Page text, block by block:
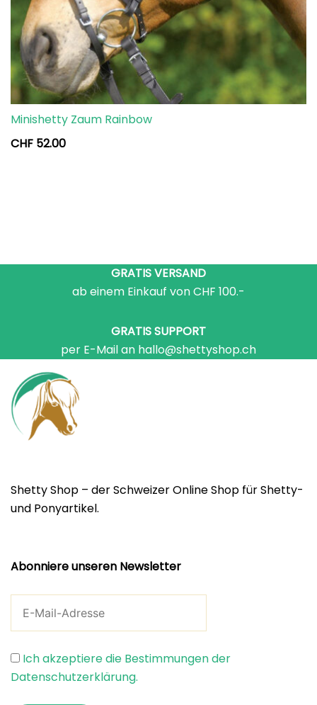
Minishetty Zaum Rainbow
CHF 52.00
GRATIS VERSAND
ab einem Einkauf von CHF 100.-
GRATIS SUPPORT
per E-Mail an hallo@shettyshop.ch
Shetty Shop – der Schweizer Online Shop für Shetty-
und Ponyartikel.
Abonniere unseren Newsletter
Ich akzeptiere die Bestimmungen der
Datenschutzerklärung.